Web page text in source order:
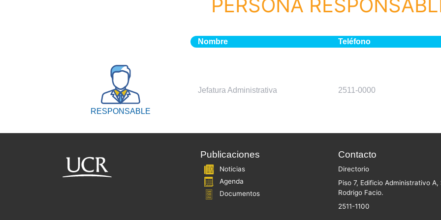
PERSONA
Nombre Teléfono
RESPONSABLE
Jefatura Administrativa 2511-0000
Publicaciones
Noticias
Agenda
Documentos
Contacto
Directorio
Piso 7, Edificio Administrativo A,
Rodrigo Facio.
2511-1100